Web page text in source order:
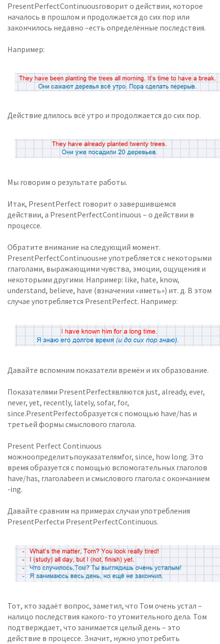
PresentPerfectContinuousговорит о действии, которое
началось в прошлом и продолжается до сих пор или
закончилось недавно –есть определённые последствия.
Например:
Действие длилось всё утро и продолжается до сих пор.
Мы говорим о результате работы.
Итак, PresentPerfect говорит о завершившемся
действии, а PresentPerfectContinuous – о действии в
процессе.
Обратите внимание на следующий момент.
PresentPerfectContinuousне употребляется с некоторыми
глаголами, выражающими чувства, эмоции, ощущения и
некоторыми другими. Например: like, hate, know,
understand, believe, have (взначении «иметь») ит. д. В этом
случае употребляется PresentPerfect. Например:
Давайте вспомним показатели времён и их образование.
Показателями PresentPerfectявляются just, already, ever,
never, yet, recently, lately, sofar, for,
since.PresentPerfectобразуется с помощью have/has и
третьей формы смыслового глагола.
Present Perfect Continuous
можноопределитьпоуказателямfor, since, how long. Это
время образуется с помощью вспомогательных глаголов
have/has, глаголаbeen и смыслового глагола с окончанием
-ing.
Давайте сравним на примерах случаи употребления
PresentPerfectи PresentPerfectContinuous.
Тот, кто задаёт вопрос, заметил, что Том очень устал –
налицо последствия какого-то утомительного дела. Том
подтверждает, что занимается целый день – это
действие в процессе. Значит, нужно употребить